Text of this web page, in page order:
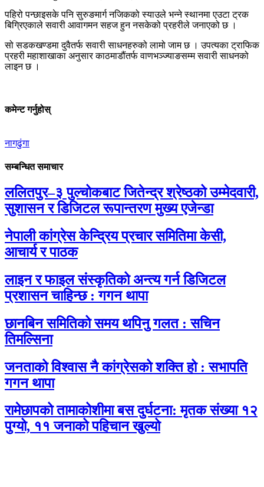
पहिरो पन्छाइसके पनि सुरुङमार्ग नजिकको स्याउले भन्ने स्थानमा एउटा ट्रक
बिग्रिएकाले सवारी आवागमन सहज हुन नसकेको प्रहरीले जनाएको छ ।
सो सडकखण्डमा दुवैतर्फ सवारी साधनहरुको लामो जाम छ । उपत्यका ट्राफिक
प्रहरी महाशाखाका अनुसार काठमाडौंतर्फ वाणभञ्ज्याङसम्म सवारी साधनको
लाइन छ ।
कमेन्ट गर्नुहोस्
नागढुंगा
सम्बन्धित समाचार
ललितपुर–३ पुल्चोकबाट जितेन्द्र श्रेष्ठको उम्मेदवारी,
सुशासन र डिजिटल रूपान्तरण मुख्य एजेन्डा
नेपाली कांग्रेस केन्द्रिय प्रचार समितिमा केसी,
आचार्य र पाठक
लाइन र फाइल संस्कृतिको अन्त्य गर्न डिजिटल
प्रशासन चाहिन्छ : गगन थापा
छानबिन समितिको समय थपिनु गलत : सचिन
तिमल्सिना
जनताको विश्वास नै कांग्रेसको शक्ति हो : सभापति
गगन थापा
रामेछापको तामाकोशीमा बस दुर्घटना: मृतक संख्या १२
पुग्यो, ११ जनाको पहिचान खुल्यो